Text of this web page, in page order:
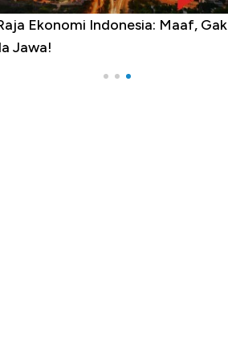
Ekonomi Indonesia: Maaf, Gak
Jawa!